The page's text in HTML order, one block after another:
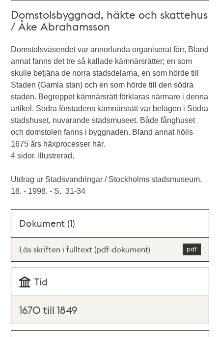
Domstolsbyggnad, häkte och skattehus
/ Åke Abrahamsson
Domstolsväsendet var annorlunda organiserat förr. Bland
annat fanns det tre så kallade kämnärsrätter; en som
skulle betjäna de norra stadsdelarna, en som hörde till
Staden (Gamla stan) och en som hörde till den södra
staden. Begreppet kämnärsrätt förklaras närmare i denna
artikel. Södra förstadens kämnärsrätt var belägen i Södra
stadshuset, nuvarande stadsmuseet. Både fånghuset
och domstolen fanns i byggnaden. Bland annat hölls
1675 års häxprocesser här.
4 sidor. Illustrerad.
Utdrag ur Stadsvandringar / Stockholms stadsmuseum.
18. - 1998. - S. 31-34
Dokument (1)
Läs skriften i fulltext (pdf-dokument)
Tid
1670 till 1849